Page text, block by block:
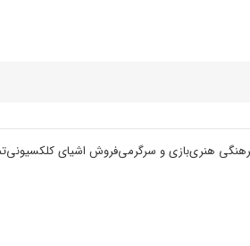
هنریبازی و سرگرمیفروش اشیای کلکسیونی